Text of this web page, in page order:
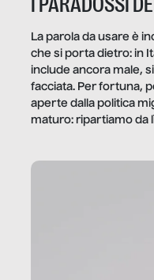
La parola da usare è
che si porta dietro: in
include ancora male,
facciata. Per fortuna,
aperte dalla politica
maturo: ripartiamo da